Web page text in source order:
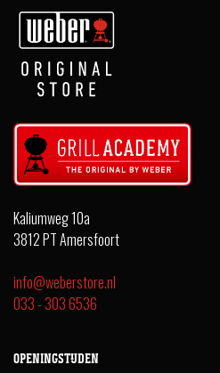
Kaliumweg 10a
3812 PT Amersfoort
info@weberstore.nl
033 - 303 6536
OPENINGSTIJDEN